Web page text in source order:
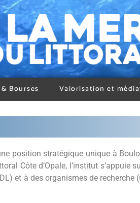
Bourses Valorisation et
position stratégique unique à
Côte d’Opale, l’institut s’appuie
et à des organismes de recherche